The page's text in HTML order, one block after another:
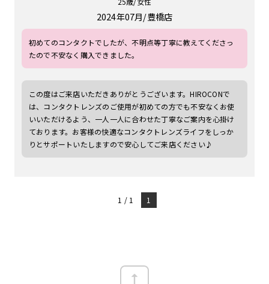
2024年07月 豊橋店
初めてのコンタクトでしたが、不明点等丁寧に教えてくださっ
たので不安なく購入できました。
この度はご来店いただきありがとうございます。HIROCONで
は、コンタクトレンズのご使用が初めての方でも不安なくお使
いいただけるよう、一人一人に合わせた丁寧なご案内を心掛け
ております。お客様の快適なコンタクトレンズライフをしっか
りとサポートいたしますので安心してご来店ください♪
1 / 1 1